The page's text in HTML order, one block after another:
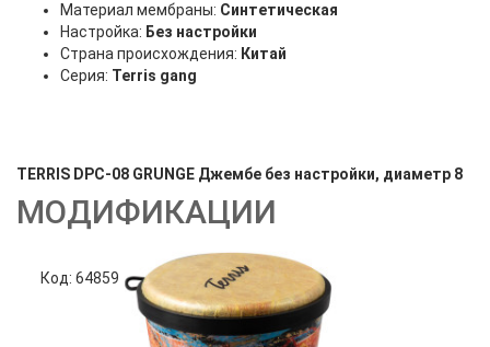
Материал мембраны: Синтетическая
Настройка: Без настройки
Страна происхождения: Китай
Серия: Terris gang
TERRIS DPC-08 GRUNGE Джембе без настройки, диаметр 8
МОДИФИКАЦИИ
Код: 64859